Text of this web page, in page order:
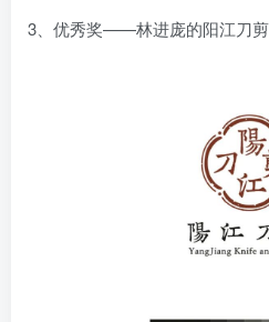
3、优秀奖——林进庞的阳江刀